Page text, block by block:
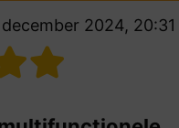
2024, 20:31